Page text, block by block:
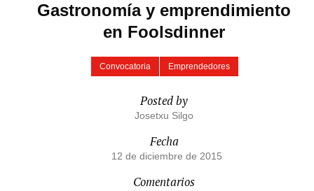
Gastronomía y emprendimiento
en Foolsdinner
Convocatoria Emprendedores
Posted by
Josetxu Silgo
Fecha
12 de diciembre de 2015
Comentarios